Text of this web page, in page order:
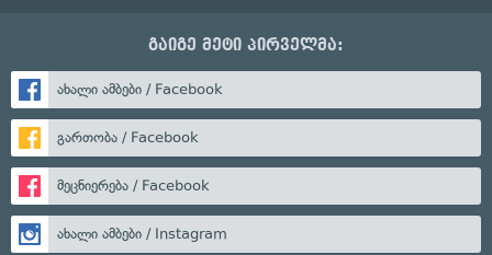
გაიგე მეტი პირველმა:
ახალი ამბები / Facebook
გართობა / Facebook
მეცნიერება / Facebook
ახალი ამბები / Instagram